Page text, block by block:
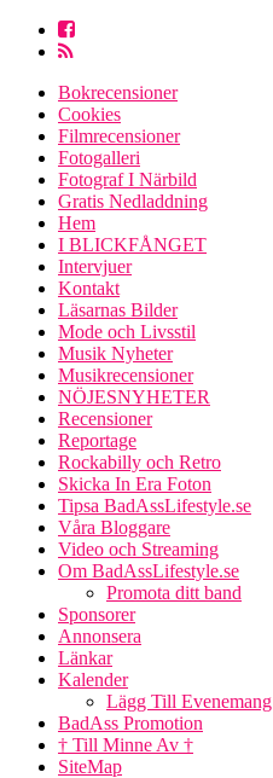
Bokrecensioner
Cookies
Filmrecensioner
Fotogalleri
Fotograf I Närbild
Gratis Nedladdning
Hem
I BLICKFÅNGET
Intervjuer
Kontakt
Läsarnas Bilder
Mode och Livsstil
Musik Nyheter
Musikrecensioner
NÖJESNYHETER
Recensioner
Reportage
Rockabilly och Retro
Skicka In Era Foton
Tipsa BadAssLifestyle.se
Våra Bloggare
Video och Streaming
Om BadAssLifestyle.se
Promota ditt band
Sponsorer
Annonsera
Länkar
Kalender
Lägg Till Evenemang
BadAss Promotion
† Till Minne Av †
SiteMap